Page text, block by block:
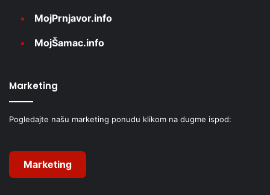
MojPrnjavor.info
MojŠamac.info
Marketing
Pogledajte našu marketing ponudu klikom na dugme ispod:
Marketing